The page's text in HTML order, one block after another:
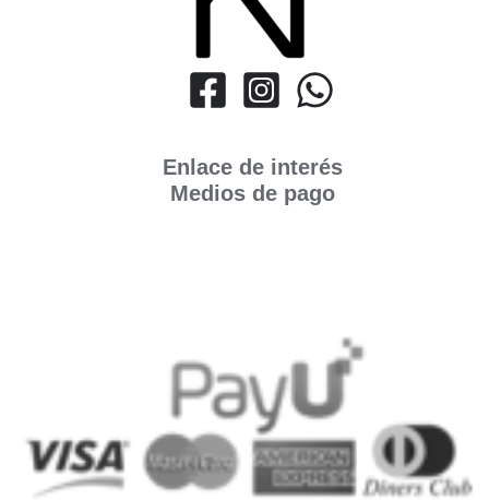
Enlace de interés
Medios de pago